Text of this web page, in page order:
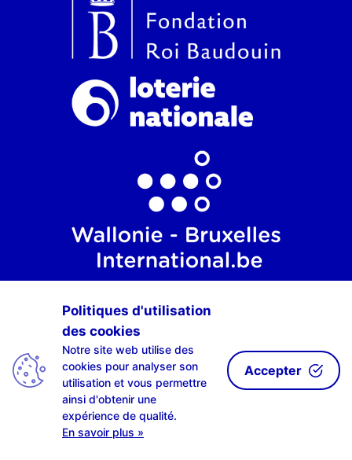
Politiques d'utilisation
des cookies
Notre site web utilise des
cookies pour analyser son
utilisation et vous permettre
ainsi d'obtenir une
expérience de qualité.
En savoir plus »
Accepter